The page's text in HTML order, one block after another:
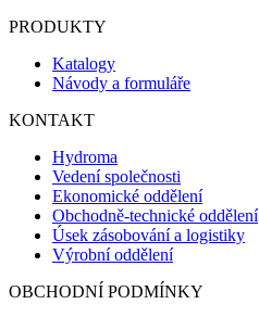
PRODUKTY
Katalogy
Návody a formuláře
KONTAKT
Hydroma
Vedení společnosti
Ekonomické oddělení
Obchodně-technické oddělení
Úsek zásobování a logistiky
Výrobní oddělení
OBCHODNÍ PODMÍNKY